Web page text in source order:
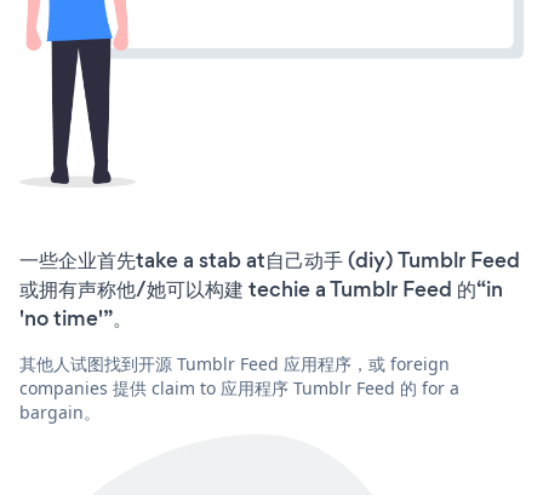
一些企业首先take a stab at自己动手 (diy) Tumblr Feed
或拥有声称他/她可以构建 techie a Tumblr Feed 的“in
'no time'”。
其他人试图找到开源 Tumblr Feed 应用程序，或 foreign
companies 提供 claim to 应用程序 Tumblr Feed 的 for a
bargain。